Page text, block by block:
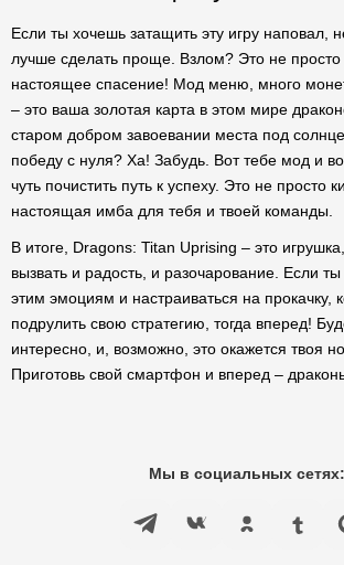
Если ты хочешь затащить эту игру наповал,
лучше сделать проще. Взлом? Это не просто
настоящее спасение! Мод меню, много
– это ваша золотая карта в этом мире
старом добром завоевании места под
победу с нуля? Ха! Забудь. Вот тебе мод и
чуть почистить путь к успеху. Это не просто
настоящая имба для тебя и твоей команды.
В итоге, Dragons: Titan Uprising – это
вызвать и радость, и разочарование. Если ты
этим эмоциям и настраиваться на прокачку,
подрулить свою стратегию, тогда вперед!
интересно, и, возможно, это окажется твоя
Приготовь свой смартфон и вперед –
Мы в социальных сетях: